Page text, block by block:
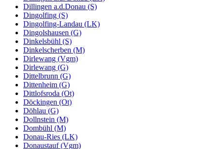
Dillingen a.d.Donau (S)
Dingolfing (S)
Dingolfing-Landau (LK)
Dingolshausen (G)
Dinkelsbühl (S)
Dinkelscherben (M)
Dirlewang (Vgm)
Dirlewang (G)
Dittelbrunn (G)
Dittenheim (G)
Dittlofsroda (Ot)
Döckingen (Ot)
Döhlau (G)
Dollnstein (M)
Dombühl (M)
Donau-Ries (LK)
Donaustauf (Vgm)